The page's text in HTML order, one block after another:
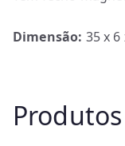
Dimensão: 35 x 6